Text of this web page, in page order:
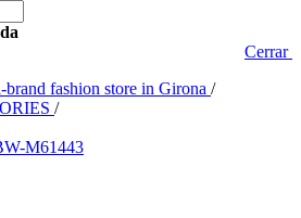
Cerrar
fashion store in Girona /
/
M61443